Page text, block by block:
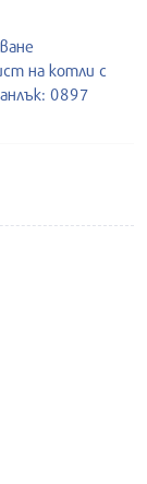
на котли с
0897